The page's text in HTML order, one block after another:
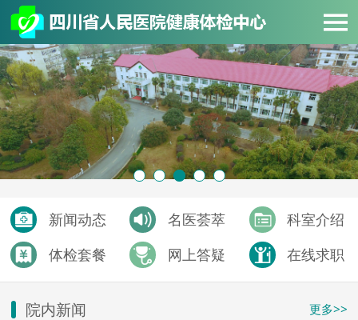
新闻动态 名医荟萃
科室介绍
体检套餐
网上答疑 在线求职
院内新闻 更多>>